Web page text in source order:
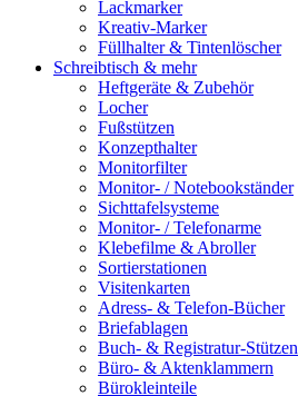
Lackmarker
Kreativ-Marker
Füllhalter & Tintenlöscher
Schreibtisch & mehr
Heftgeräte & Zubehör
Locher
Fußstützen
Konzepthalter
Monitorfilter
Monitor- / Notebookständer
Sichttafelsysteme
Monitor- / Telefonarme
Klebefilme & Abroller
Sortierstationen
Visitenkarten
Adress- & Telefon-Bücher
Briefablagen
Buch- & Registratur-Stützen
Büro- & Aktenklammern
Bürokleinteile